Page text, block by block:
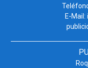
E-